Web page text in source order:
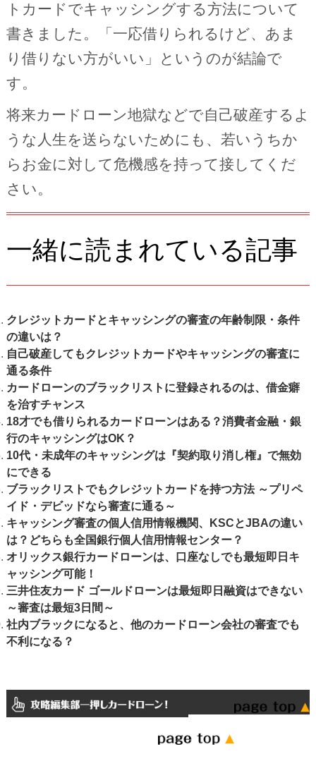
トカードでキャッシングする方法について
書きました。「一応借りられるけど、あま
り借りない方がいい」というのが結論で
す。
将来カードローン地獄などで自己破産するよ
うな人生を送らないためにも、若いうちか
らお金に対して危機感を持って接してくだ
さい。
一緒に読まれている記事
クレジットカードとキャッシングの審査の年齢制限・条件
の違いは？
自己破産してもクレジットカードやキャッシングの審査に
通る条件
カードローンのブラックリストに登録されるのは、借金癖
を治すチャンス
18才でも借りられるカードローンはある？消費者金融・銀
行のキャッシングはOK？
10代・未成年のキャッシングは『契約取り消し権』で無効
にできる
ブラックリストでもクレジットカードを持つ方法 ～プリペ
イド・デビッドなら審査に通る～
キャッシング審査の個人信用情報機関、KSCとJBAの違い
は？どちらも全国銀行個人信用情報センター？
オリックス銀行カードローンは、口座なしでも最短即日キ
ャッシング可能！
三井住友カード ゴールドローンは最短即日融資はできない
～審査は最短3日間～
社内ブラックになると、他のカードローン会社の審査でも
不利になる？